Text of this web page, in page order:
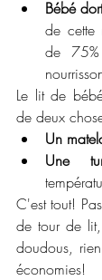
Bébé
de cette
de
Le lit de
de deux
Un
Une
C'est tout!
de tour de
doudous,
économies!